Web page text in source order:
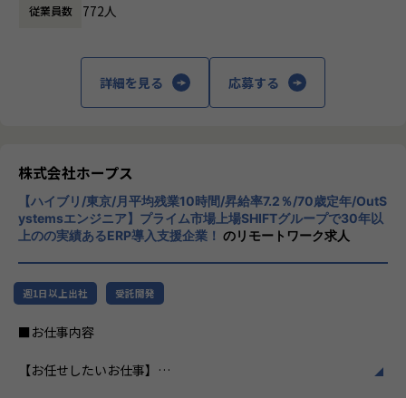
はまだ浸透していないソリューションがたくさんあります。
ホープスではそういったソリューションやツールの導入・
開発を積極的に推進しております。
・「世界基準で通用するエンジニアスキルを身に着け
・「日本でもっと浸透させ、よりよい未来を創る」
こういった想いをもったメンバーがたくさんいます！
このような環境下で一緒に成長していきたいと思っていた
だける方からのご応募をお待ちしております！
＜ホープスBLOGもご覧ください＞
プロジェクトの具体例やホープスの社風が分かる記事を掲載
しております！
HOPES blog：https://blog.hopes-ise.co.jp/
now%e5%b0%8e%e5%85%a5%e3%83%97%e3%83%a
担当領域：要件定義／基本設計／詳細設計／実装
・Udemyを会社負担で活用、資格取得奨励制度など、従業員
のスキルアップも応援！
・入社月から有休5日付与
【募集背景】
売上過去最高記録を更新している当社では、今まさに第二次
創業期として
準大手から中堅規模の企業に特化して、プライム案件やERP
年間120%成長を続けており成長の過渡期にある中で、
募集しております。
＜ホープスBLOG＞
チ開発やコンサルティングまで幅広いサービ
スを提供しています。クラウドERPやローコ
ード開発を柱とし、業務効率化やDX推進、経
CloudやOracle ERP Cloudなどを活用し、企
業の業務プロセスを最適化し、経営管理の強
化を図っています1。
社風/文化
ホープスは、若手社員が活躍できる環境で、
社内の風通しが良く、活気に満ちた雰囲気が
特徴です。多様性を重視し、様々な国籍や背
従業員数 772人
詳細を見る 応募する
株式会社ホープス
【ハイブリ/東京/月平均残業10時間/昇給率7.2％/70歳定年/OutS
ystemsエンジニア】プライム市場上場SHIFTグループで30年以
上のの実績あるERP導入支援企業！ のリモートワーク求人
週1日以上出社 受託開発
■お仕事内容
【お任せしたいお仕事】